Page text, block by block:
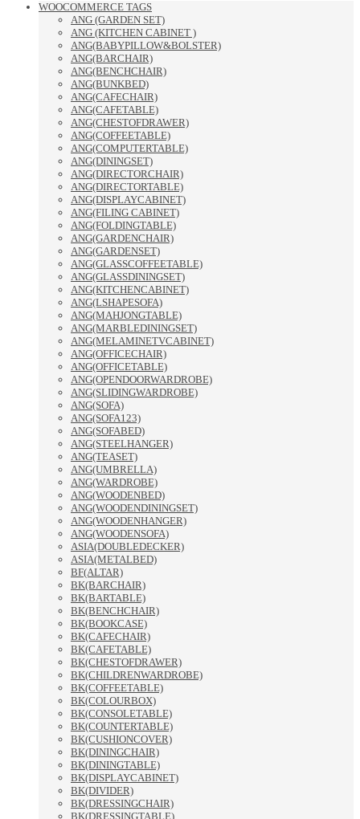
WOOCOMMERCE TAGS
ANG (GARDEN SET)
ANG (KITCHEN CABINET )
ANG(BABYPILLOW&BOLSTER)
ANG(BARCHAIR)
ANG(BENCHCHAIR)
ANG(BUNKBED)
ANG(CAFECHAIR)
ANG(CAFETABLE)
ANG(CHESTOFDRAWER)
ANG(COFFEETABLE)
ANG(COMPUTERTABLE)
ANG(DININGSET)
ANG(DIRECTORCHAIR)
ANG(DIRECTORTABLE)
ANG(DISPLAYCABINET)
ANG(FILING CABINET)
ANG(FOLDINGTABLE)
ANG(GARDENCHAIR)
ANG(GARDENSET)
ANG(GLASSCOFFEETABLE)
ANG(GLASSDININGSET)
ANG(KITCHENCABINET)
ANG(LSHAPESOFA)
ANG(MAHJONGTABLE)
ANG(MARBLEDININGSET)
ANG(MELAMINETVCABINET)
ANG(OFFICECHAIR)
ANG(OFFICETABLE)
ANG(OPENDOORWARDROBE)
ANG(SLIDINGWARDROBE)
ANG(SOFA)
ANG(SOFA123)
ANG(SOFABED)
ANG(STEELHANGER)
ANG(TEASET)
ANG(UMBRELLA)
ANG(WARDROBE)
ANG(WOODENBED)
ANG(WOODENDININGSET)
ANG(WOODENHANGER)
ANG(WOODENSOFA)
ASIA(DOUBLEDECKER)
ASIA(METALBED)
BF(ALTAR)
BK(BARCHAIR)
BK(BARTABLE)
BK(BENCHCHAIR)
BK(BOOKCASE)
BK(CAFECHAIR)
BK(CAFETABLE)
BK(CHESTOFDRAWER)
BK(CHILDRENWARDROBE)
BK(COFFEETABLE)
BK(COLOURBOX)
BK(CONSOLETABLE)
BK(COUNTERTABLE)
BK(CUSHIONCOVER)
BK(DININGCHAIR)
BK(DININGTABLE)
BK(DISPLAYCABINET)
BK(DIVIDER)
BK(DRESSINGCHAIR)
BK(DRESSINGTABLE)